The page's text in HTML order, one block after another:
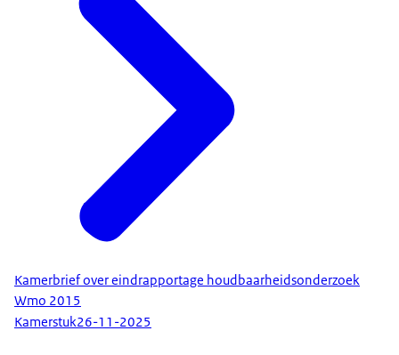
Kamerbrief over eindrapportage houdbaarheidsonderzoek
Wmo 2015
Kamerstuk26-11-2025